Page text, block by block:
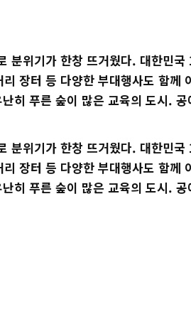
분위기가 한창 뜨거웠다. 대한민국
장터 등 다양한 부대행사도 함께
히 푸른 숲이 많은 교육의 도시. 공
분위기가 한창 뜨거웠다. 대한민국
장터 등 다양한 부대행사도 함께
히 푸른 숲이 많은 교육의 도시. 공